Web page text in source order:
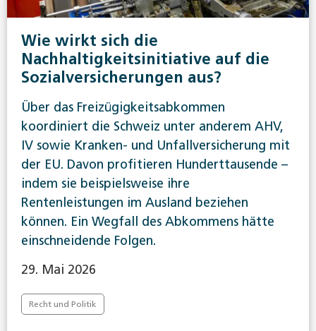
Wie wirkt sich die
Nachhaltigkeitsinitiative auf die
Sozialversicherungen aus?
Über das Freizügigkeitsabkommen
koordiniert die Schweiz unter anderem AHV,
IV sowie Kranken- und Unfallversicherung mit
der EU. Davon profitieren Hunderttausende –
indem sie beispielsweise ihre
Rentenleistungen im Ausland beziehen
können. Ein Wegfall des Abkommens hätte
einschneidende Folgen.
29. Mai 2026
Recht und Politik